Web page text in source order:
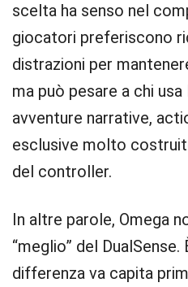
scelta ha senso nel
giocatori preferiscono
distrazioni per
ma può pesare a chi
avventure narrative,
esclusive molto
del controller.
In altre parole, Omega
“meglio” del
differenza va capita